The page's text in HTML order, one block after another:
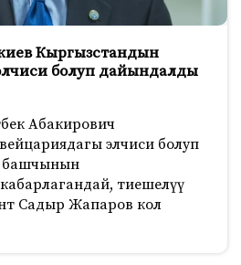
Кыргызстандын
болуп дайындалды
Абакирович
элчиси болуп
башчынын
тиешелүү
Садыр Жапаров кол